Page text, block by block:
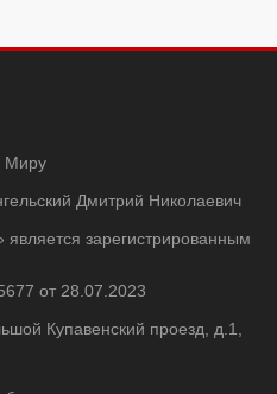
Миру
Дмитрий Николаевич
зарегистрированным
от 28.07.2023
Купавенский проезд, д.1,